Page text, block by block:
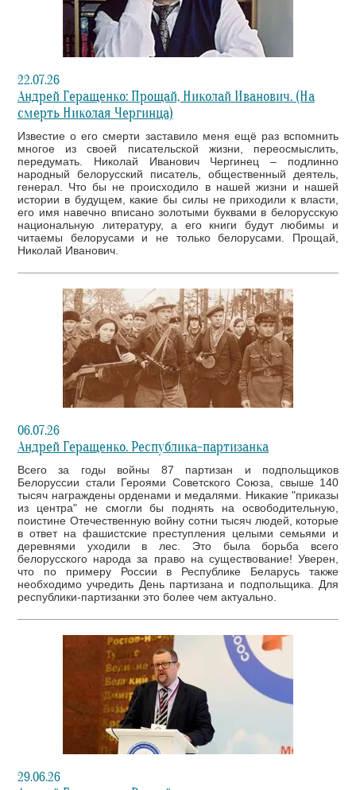
22.07.26
Андрей Геращенко: Прощай, Николай Иванович. (На
смерть Николая Чергинца)
Известие о его смерти заставило меня ещё раз вспомнить
многое из своей писательской жизни, переосмыслить,
передумать. Николай Иванович Чергинец – подлинно
народный белорусский писатель, общественный деятель,
генерал. Что бы не происходило в нашей жизни и нашей
истории в будущем, какие бы силы не приходили к власти,
его имя навечно вписано золотыми буквами в белорусскую
национальную литературу, а его книги будут любимы и
читаемы белорусами и не только белорусами. Прощай,
Николай Иванович.
06.07.26
Андрей Геращенко. Республика-партизанка
Всего за годы войны 87 партизан и подпольщиков
Белоруссии стали Героями Советского Союза, свыше 140
тысяч награждены орденами и медалями. Никакие "приказы
из центра" не смогли бы поднять на освободительную,
поистине Отечественную войну сотни тысяч людей, которые
в ответ на фашистские преступления целыми семьями и
деревнями уходили в лес. Это была борьба всего
белорусского народа за право на существование! Уверен,
что по примеру России в Республике Беларусь также
необходимо учредить День партизана и подпольщика. Для
республики-партизанки это более чем актуально.
29.06.26